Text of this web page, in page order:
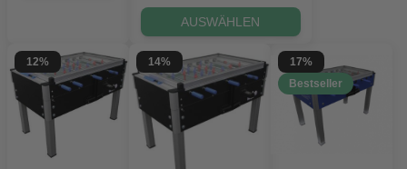
AUSWÄHLEN
12% 14%
17%
Bestseller